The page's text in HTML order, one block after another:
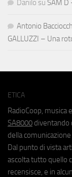
Danilo su SAM D
Antonio
GALLUZZI – Una
ETICA
RadioCoop, musica
SA8000 diventando
della
Dal punto di vista
ascolta tutto quello
recensisce, e in